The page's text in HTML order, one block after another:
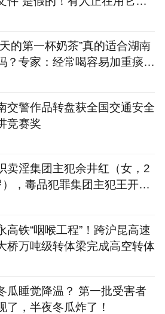
的第一杯奶茶”真的适合湖南
？专家：经常喝容易加重痰
交警作品转盘获全国交通安全
竞赛奖
卖淫集团主犯余井红（女，2
），毒品犯罪集团主犯王开坚
高铁“咽喉工程”！跨沪昆高速
桥万吨级转体梁完成高空转体
瓜睡觉降温？ 第一批受害者
了，半夜冬瓜炸了！